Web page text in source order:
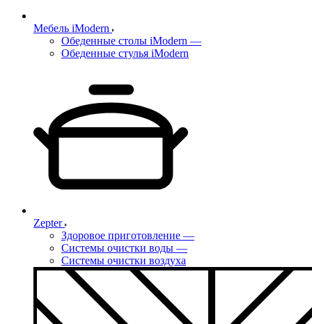
Мебель iModern
Обеденные столы iModern —
Обеденные стулья iModern
Zepter
Здоровое приготовление —
Системы очистки воды —
Системы очистки воздуха